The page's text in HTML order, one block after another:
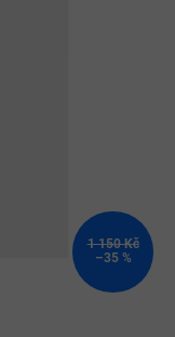
1 150 Kč
–35 %